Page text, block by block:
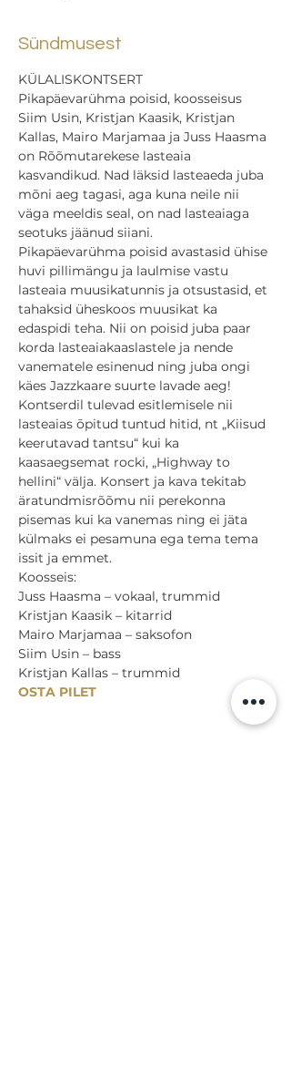
Sündmusest
KÜLALISKONTSERT
Pikapäevarühma poisid, koosseisus
Siim Usin, Kristjan Kaasik, Kristjan
Kallas, Mairo Marjamaa ja Juss Haasma
on Rõõmutarekese lasteaia
kasvandikud. Nad läksid lasteaeda juba
mõni aeg tagasi, aga kuna neile nii
väga meeldis seal, on nad lasteaiaga
seotuks jäänud siiani.
Pikapäevarühma poisid avastasid ühise
huvi pillimängu ja laulmise vastu
lasteaia muusikatunnis ja otsustasid, et
tahaksid üheskoos muusikat ka
edaspidi teha. Nii on poisid juba paar
korda lasteaiakaaslastele ja nende
vanematele esinenud ning juba ongi
käes Jazzkaare suurte lavade aeg!
Kontserdil tulevad esitlemisele nii
lasteaias ōpitud tuntud hitid, nt „Kiisud
keerutavad tantsu“ kui ka
kaasaegsemat rocki, „Highway to
hellini“ välja. Konsert ja kava tekitab
äratundmisrõõmu nii perekonna
pisemas kui ka vanemas ning ei jäta
külmaks ei pesamuna ega tema tema
issit ja emmet.
Koosseis:
Juss Haasma – vokaal, trummid
Kristjan Kaasik – kitarrid
Mairo Marjamaa – saksofon
Siim Usin – bass
Kristjan Kallas – trummid
OSTA PILET